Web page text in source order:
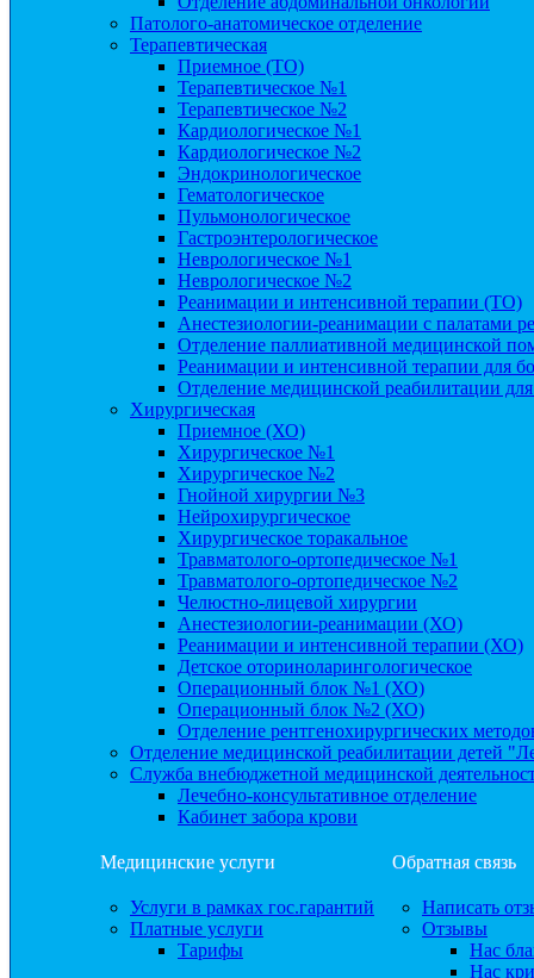
Патолого-анатомическое отделение
Терапевтическая
Приемное (ТО)
Терапевтическое №1
Терапевтическое №2
Кардиологическое №1
Кардиологическое №2
Эндокринологическое
Гематологическое
Пульмонологическое
Гастроэнтерологическое
Неврологическое №1
Неврологическое №2
Реанимации и интенсивной терапии (ТО)
Анестезиологии-реанимации с палатами
Отделение паллиативной медицинской
Реанимации и интенсивной терапии для
Отделение медицинской реабилитации
Хирургическая
Приемное (ХО)
Хирургическое №1
Хирургическое №2
Гнойной хирургии №3
Нейрохирургическое
Хирургическое торакальное
Травматолого-ортопедическое №1
Травматолого-ортопедическое №2
Челюстно-лицевой хирургии
Анестезиологии-реанимации (ХО)
Реанимации и интенсивной терапии (ХО)
Детское оториноларингологическое
Операционный блок №1 (ХО)
Операционный блок №2 (ХО)
Отделение рентгенохирургических
Отделение медицинской реабилитации детей
Служба внебюджетной медицинской
Лечебно-консультативное отделение
Кабинет забора крови
Медицинские услуги
Услуги в рамках гос.гарантий
Платные услуги
Тарифы
Обратная связь
Написать
Отзывы
Нас
Нас